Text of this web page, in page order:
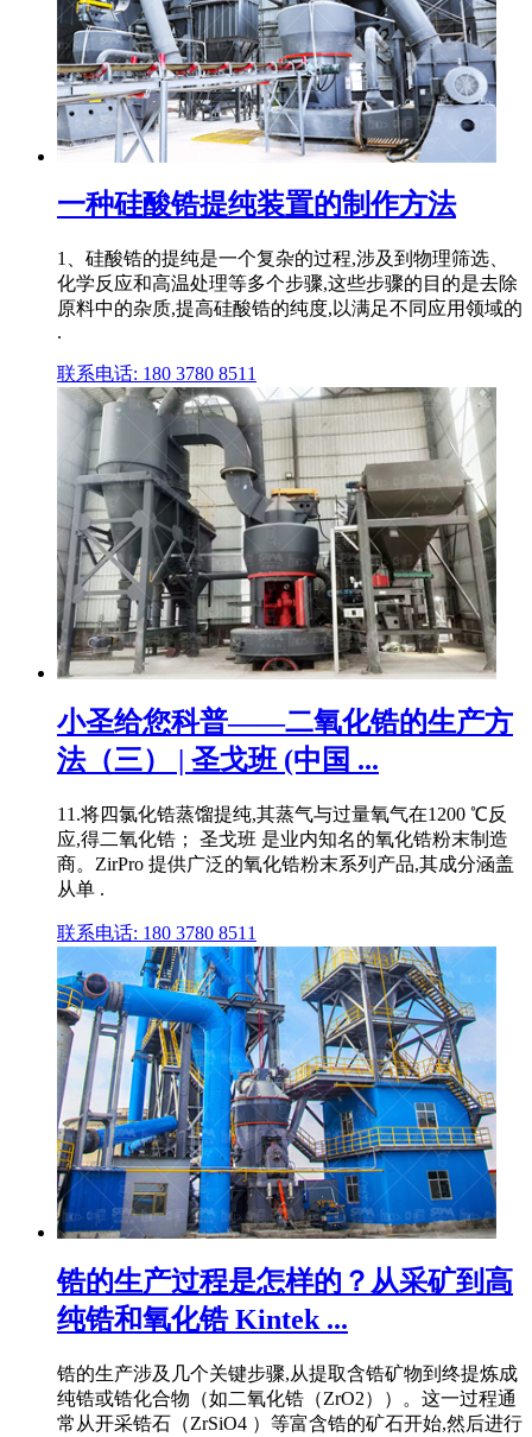
一种硅酸锆提纯装置的制作方法
1、硅酸锆的提纯是一个复杂的过程,涉及到物理筛选、
化学反应和高温处理等多个步骤,这些步骤的目的是去除
原料中的杂质,提高硅酸锆的纯度,以满足不同应用领域的
.
联系电话: 180 3780 8511
小圣给您科普——二氧化锆的生产方
法（三） | 圣戈班 (中国 ...
11.将四氯化锆蒸馏提纯,其蒸气与过量氧气在1200 ℃反
应,得二氧化锆； 圣戈班 是业内知名的氧化锆粉末制造
商。ZirPro 提供广泛的氧化锆粉末系列产品,其成分涵盖
从单 .
联系电话: 180 3780 8511
锆的生产过程是怎样的？从采矿到高
纯锆和氧化锆 Kintek ...
锆的生产涉及几个关键步骤,从提取含锆矿物到终提炼成
纯锆或锆化合物（如二氧化锆（ZrO2））。这一过程通
常从开采锆石（ZrSiO4 ）等富含锆的矿石开始,然后进行